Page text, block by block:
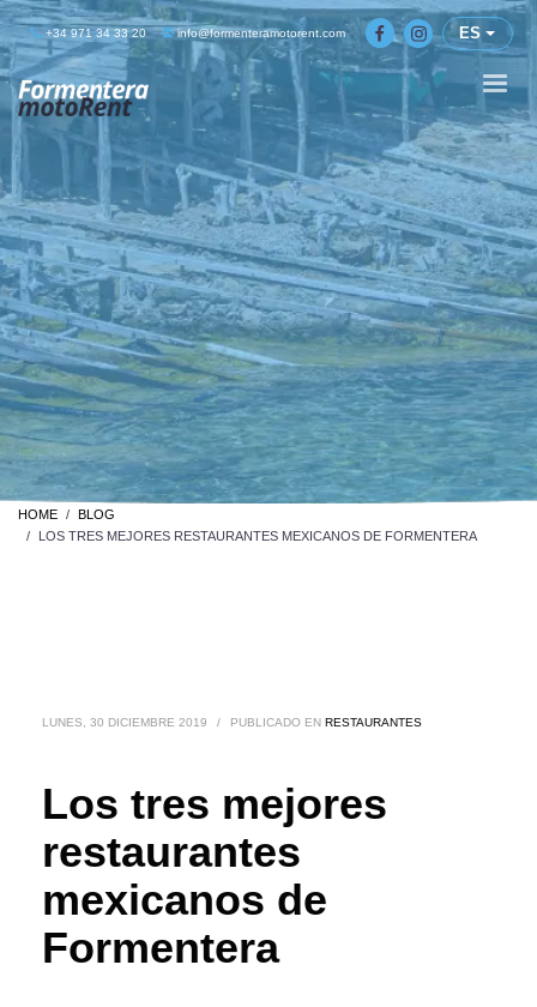
+34 971 34 33 20 info@formenteramotorent.com ES
HOME
BLOG
LOS TRES MEJORES RESTAURANTES MEXICANOS DE FORMENTERA
LUNES, 30 DICIEMBRE 2019 / PUBLICADO EN RESTAURANTES
Los tres mejores
restaurantes
mexicanos de
Formentera